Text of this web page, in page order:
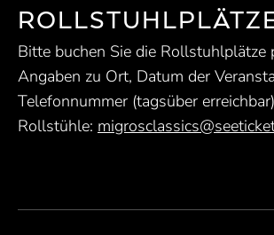
Bitte buchen Sie die Rollstuhlplätze
Angaben zu Ort, Datum der
Telefonnummer (tagsüber
Rollstühle: